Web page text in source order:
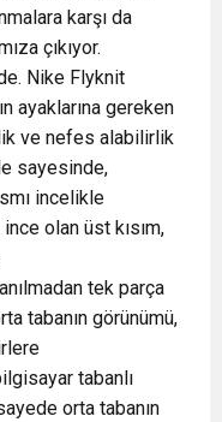
karşı da
çıkıyor.
Nike Flyknit
ayaklarına gereken
ve nefes alabilirlik
sayesinde,
incelikle
olan üst kısım,
tek parça
tabanın görünümü,
tabanlı
orta tabanın